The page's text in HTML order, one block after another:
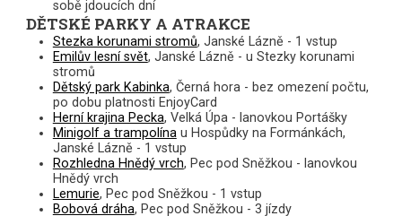
sobě jdoucích dní
DĚTSKÉ PARKY A ATRAKCE
Stezka korunami stromů, Janské Lázně - 1 vstup
Emilův lesní svět, Janské Lázně - u Stezky korunami
stromů
Dětský park Kabinka, Černá hora - bez omezení počtu,
po dobu platnosti EnjoyCard
Herní krajina Pecka, Velká Úpa - lanovkou Portášky
Minigolf a trampolínau Hospůdky na Formánkách,
Janské Lázně - 1 vstup
Rozhledna Hnědý vrch, Pec pod Sněžkou - lanovkou
Hnědý vrch
Lemurie, Pec pod Sněžkou - 1 vstup
Bobová dráha, Pec pod Sněžkou - 3 jízdy